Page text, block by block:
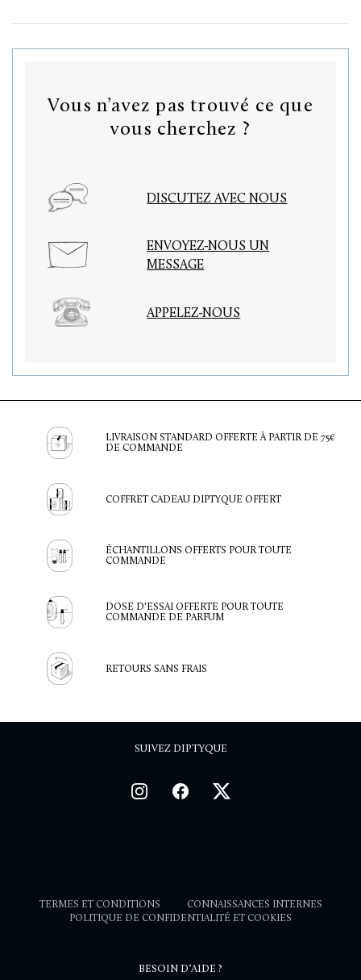
Vous n’avez pas trouvé ce que
vous cherchez ?
DISCUTEZ AVEC NOUS
ENVOYEZ-NOUS UN
MESSAGE
APPELEZ-NOUS
LIVRAISON STANDARD OFFERTE À PARTIR DE 75€
DE COMMANDE
COFFRET CADEAU DIPTYQUE OFFERT
ÉCHANTILLONS OFFERTS POUR TOUTE
COMMANDE
DOSE D'ESSAI OFFERTE POUR TOUTE
COMMANDE DE PARFUM
RETOURS SANS FRAIS
SUIVEZ DIPTYQUE
TERMES ET CONDITIONS
CONNAISSANCES INTERNES
POLITIQUE DE CONFIDENTIALITÉ ET COOKIES
BESOIN D’AIDE ?